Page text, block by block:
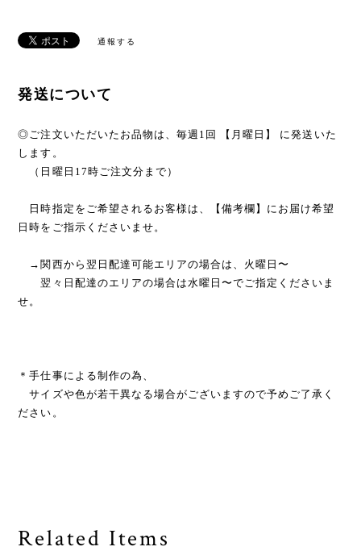
通報する
発送について
◎ご注文いただいたお品物は、毎週1回 【月曜日】 に発送いた
します。
（日曜日17時ご注文分まで）
日時指定をご希望されるお客様は、【備考欄】にお届け希望
日時をご指示くださいませ。
→関西から翌日配達可能エリアの場合は、火曜日〜
翌々日配達のエリアの場合は水曜日〜でご指定くださいま
せ。
＊手仕事による制作の為、
サイズや色が若干異なる場合がございますので予めご了承く
ださい。
Related Items